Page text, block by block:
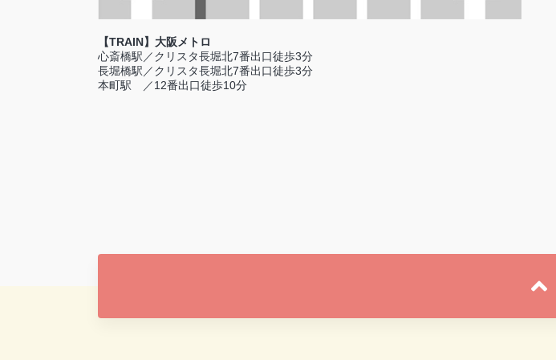
【TRAIN】大阪メトロ
心斎橋駅／クリスタ長堀北7番出口徒歩3分
長堀橋駅／クリスタ長堀北7番出口徒歩3分
本町駅 ／12番出口徒歩10分